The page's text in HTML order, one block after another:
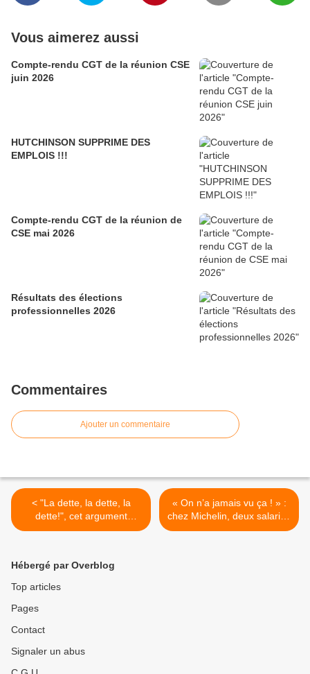
Vous aimerez aussi
Compte-rendu CGT de la réunion CSE
juin 2026
HUTCHINSON SUPPRIME DES
EMPLOIS !!!
Compte-rendu CGT de la réunion de
CSE mai 2026
Résultats des élections
professionnelles 2026
Commentaires
Ajouter un commentaire
< "La dette, la dette, la
dette!", cet argument
antisocial que l'on vous
« On n’a jamais vu ça ! » :
chez Michelin, deux salariés
sanctionnés après avoir été
Hébergé par Overblog
Top articles
Pages
Contact
Signaler un abus